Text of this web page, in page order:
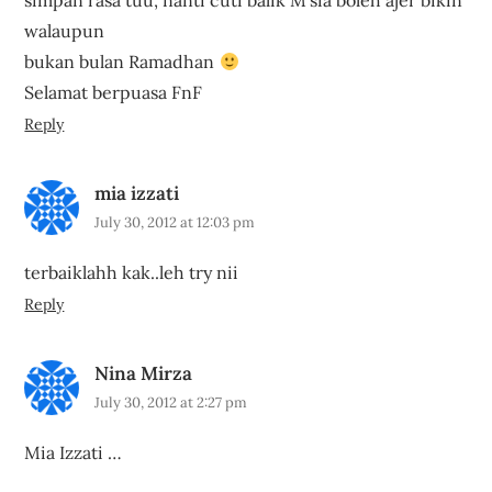
walaupun
bukan bulan Ramadhan
Selamat berpuasa FnF
Reply
mia izzati
July 30, 2012 at 12:03 pm
terbaiklahh kak..leh try nii
Reply
Nina Mirza
July 30, 2012 at 2:27 pm
Mia Izzati …